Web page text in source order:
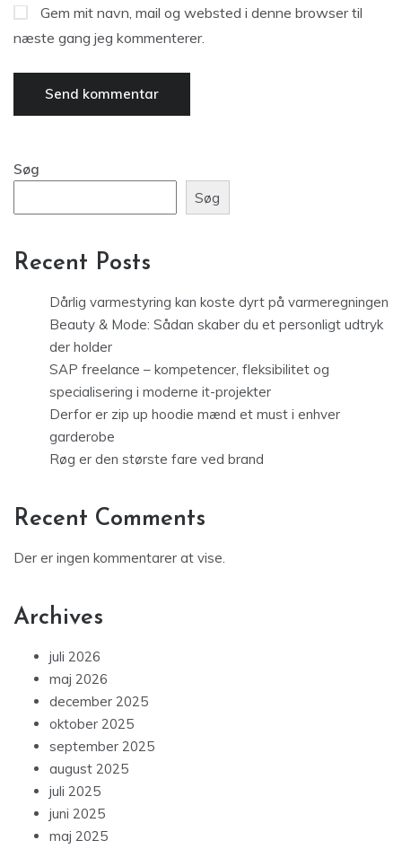
Gem mit navn, mail og websted i denne browser til
næste gang jeg kommenterer.
Søg
Søg
Recent Posts
Dårlig varmestyring kan koste dyrt på varmeregningen
Beauty & Mode: Sådan skaber du et personligt udtryk
der holder
SAP freelance – kompetencer, fleksibilitet og
specialisering i moderne it-projekter
Derfor er zip up hoodie mænd et must i enhver
garderobe
Røg er den største fare ved brand
Recent Comments
Der er ingen kommentarer at vise.
Archives
juli 2026
maj 2026
december 2025
oktober 2025
september 2025
august 2025
juli 2025
juni 2025
maj 2025